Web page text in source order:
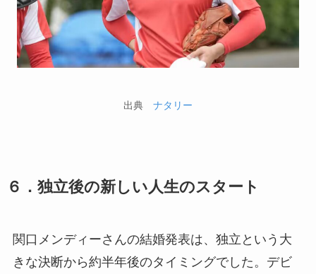
出典 ナタリー
６．独立後の新しい人生のスタート
関口メンディーさんの結婚発表は、独立という大
きな決断から約半年後のタイミングでした。デビ